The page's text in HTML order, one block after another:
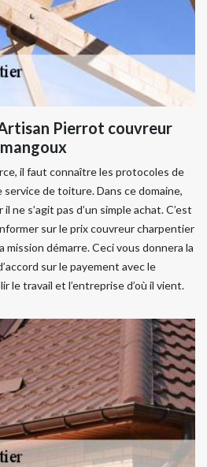
Pierrot couvreur
il faut connaître les protocoles de
de toiture. Dans ce domaine,
ne s’agit pas d’un simple achat. C’est
sur le prix couvreur charpentier
mission démarre. Ceci vous donnera la
sur le payement avec le
le travail et l’entreprise d’où il vient.